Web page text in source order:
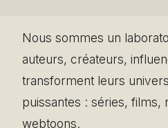
Nous sommes un
auteurs, créateurs,
transforment leurs
puissantes : séries, films,
webtoons.